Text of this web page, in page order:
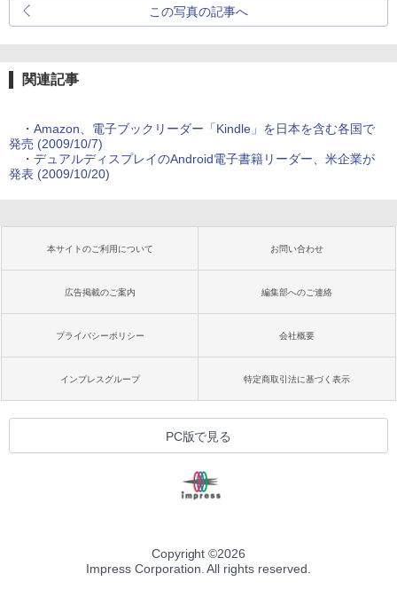
この写真の記事へ
関連記事
・ Amazon、電子ブックリーダー「Kindle」を日本を含む各国で
発売 (2009/10/7)
・ デュアルディスプレイのAndroid電子書籍リーダー、米企業が
発表 (2009/10/20)
本サイトのご利用について お問い合わせ
広告掲載のご案内 編集部へのご連絡
プライバシーポリシー 会社概要
インプレスグループ 特定商取引法に基づく表示
PC版で見る
Copyright ©2026
Impress Corporation. All rights reserved.